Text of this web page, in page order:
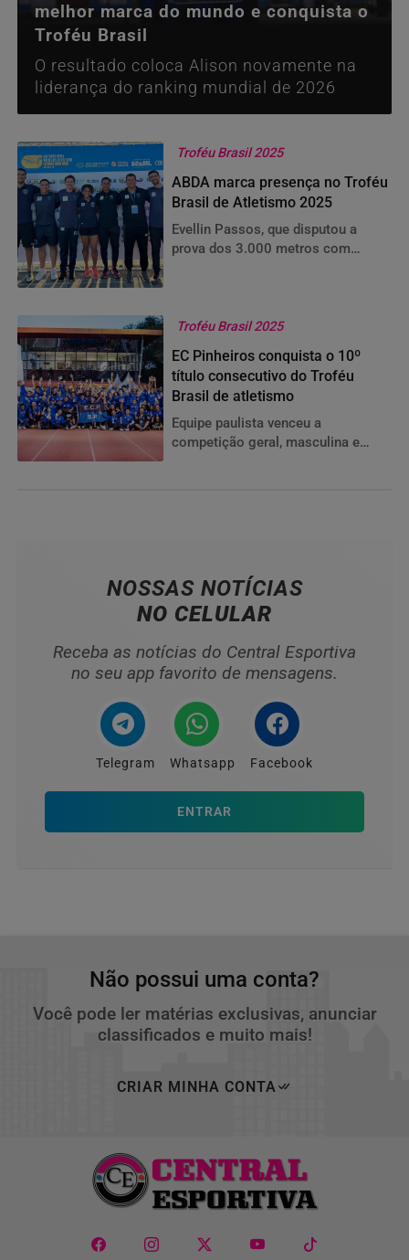
melhor marca do mundo e conquista o
Troféu Brasil
O resultado coloca Alison novamente na
liderança do ranking mundial de 2026
Troféu Brasil 2025
ABDA marca presença no Troféu
Brasil de Atletismo 2025
Evellin Passos, que disputou a
prova dos 3.000 metros com
Troféu Brasil 2025
EC Pinheiros conquista o 10º
título consecutivo do Troféu
Brasil de atletismo
Equipe paulista venceu a
competição geral, masculina e
NOSSAS NOTÍCIAS
NO CELULAR
Receba as notícias do Central Esportiva
no seu app favorito de mensagens.
Telegram Whatsapp Facebook
ENTRAR
Não possui uma conta?
Você pode ler matérias exclusivas, anunciar
classificados e muito mais!
CRIAR MINHA CONTA